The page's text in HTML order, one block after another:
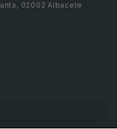
02002 Albacete